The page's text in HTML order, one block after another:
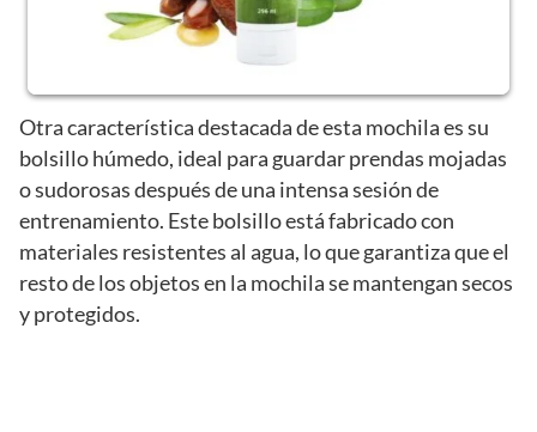
Otra característica destacada de esta mochila es su
bolsillo húmedo, ideal para guardar prendas mojadas
o sudorosas después de una intensa sesión de
entrenamiento. Este bolsillo está fabricado con
materiales resistentes al agua, lo que garantiza que el
resto de los objetos en la mochila se mantengan secos
y protegidos.